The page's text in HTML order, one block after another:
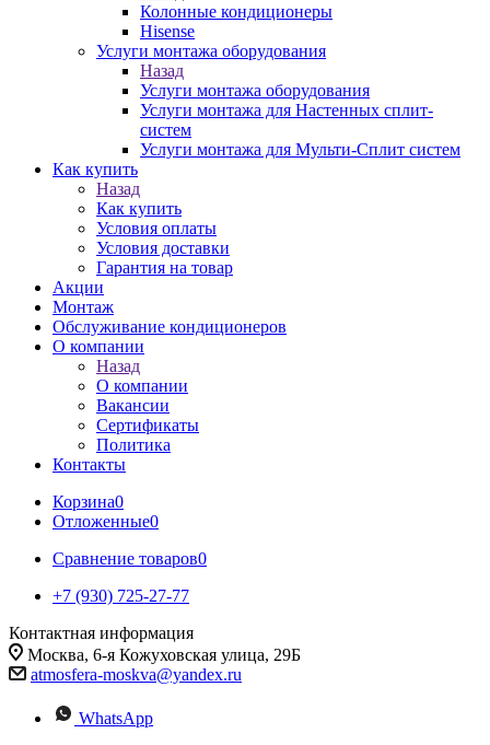
Колонные кондиционеры
Hisense
Услуги монтажа оборудования
Назад
Услуги монтажа оборудования
Услуги монтажа для Настенных сплит-
систем
Услуги монтажа для Мульти-Сплит систем
Как купить
Назад
Как купить
Условия оплаты
Условия доставки
Гарантия на товар
Акции
Монтаж
Обслуживание кондиционеров
О компании
Назад
О компании
Вакансии
Сертификаты
Политика
Контакты
Корзина0
Отложенные0
Сравнение товаров0
+7 (930) 725-27-77
Контактная информация
Москва, 6-я Кожуховская улица, 29Б
atmosfera-moskva@yandex.ru
WhatsApp